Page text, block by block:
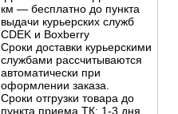
км — бесплатно до пункта
выдачи курьерских служб
CDEK и Boxberry
Сроки доставки курьерскими
службами рассчитываются
автоматически при
оформлении заказа.
Сроки отгрузки товара до
пункта приема ТК: 1-3 дня.